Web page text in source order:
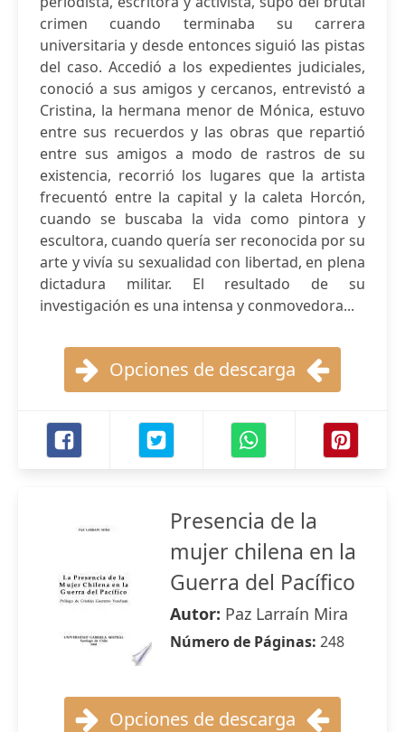
crimen cuando terminaba su carrera
universitaria y desde entonces siguió las pistas
del caso. Accedió a los expedientes judiciales,
conoció a sus amigos y cercanos, entrevistó a
Cristina, la hermana menor de Mónica, estuvo
entre sus recuerdos y las obras que repartió
entre sus amigos a modo de rastros de su
existencia, recorrió los lugares que la artista
frecuentó entre la capital y la caleta Horcón,
cuando se buscaba la vida como pintora y
escultora, cuando quería ser reconocida por su
arte y vivía su sexualidad con libertad, en plena
dictadura militar. El resultado de su
investigación es una intensa y conmovedora...
Opciones de descarga
Presencia de la
mujer chilena en la
Guerra del Pacífico
Autor: Paz Larraín Mira
Número de Páginas: 248
Opciones de descarga